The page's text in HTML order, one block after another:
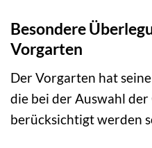
Besondere
Vorgarten
Der Vorgarten hat
die bei der Auswahl
berücksichtigt werden